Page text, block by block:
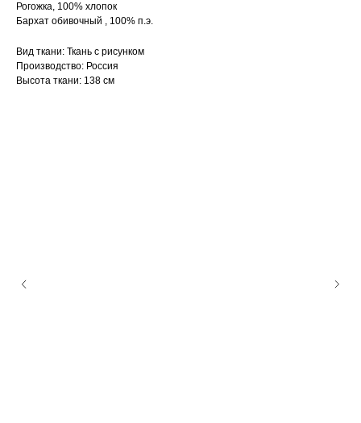
Рогожка, 100% хлопок
Бархат обивочный , 100% п.э.
Вид ткани: Ткань с рисунком
Производство: Россия
Высота ткани: 138 см